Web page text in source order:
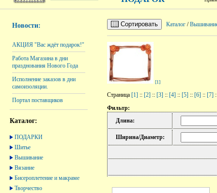
Новости:
АКЦИЯ "Вас ждёт подарок!"
Работа Магазина в дни
празднования Нового Года
Исполнение заказов в дни
самоизоляции.
Портал поставщиков
Каталог:
ПОДАРКИ
Шитье
Вышивание
Вязание
Бисероплетение и макраме
Творчество
Сортировать Каталог /
[1]
Страница [1] :: [2] :: [3] :: [4] :: [5] :: [6] :: [7]
Фильтр:
Длина:
Ширина/Диаметр: